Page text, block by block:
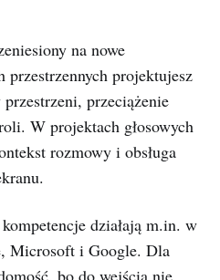
na nowe
przestrzennych projektujesz
przeciążenie
W projektach głosowych
rozmowy i obsługa
działają m.in. w
Microsoft i Google. Dla
bo do wejścia nie